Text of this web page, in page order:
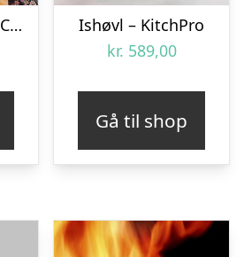
Kæmpe Bamse – Cozy
Ishøvl – KitchPro
kr. 589,00
Gå til shop